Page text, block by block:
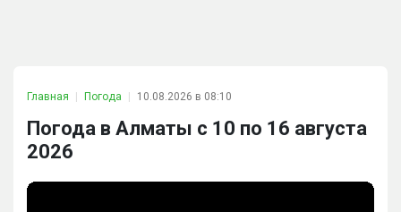
Главная Погода 10.08.2026 в 08:10
Погода в Алматы с 10 по 16 августа
2026